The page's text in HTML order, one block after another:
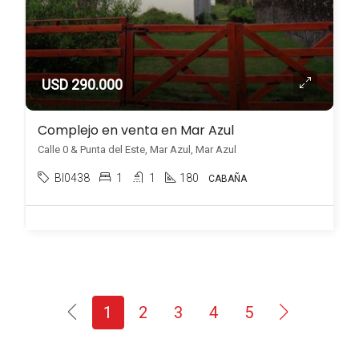
USD 290.000
Complejo en venta en Mar Azul
Calle 0 & Punta del Este, Mar Azul, Mar Azul
BI0438 1 1 180 CABAÑA
1 2 3 4 5